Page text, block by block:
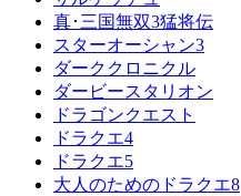
真･三国無双3猛将伝
スターオーシャン3
ダーククロニクル
ダービースタリオン
ドラゴンクエスト
ドラクエ4
ドラクエ5
大人のためのドラクエ8